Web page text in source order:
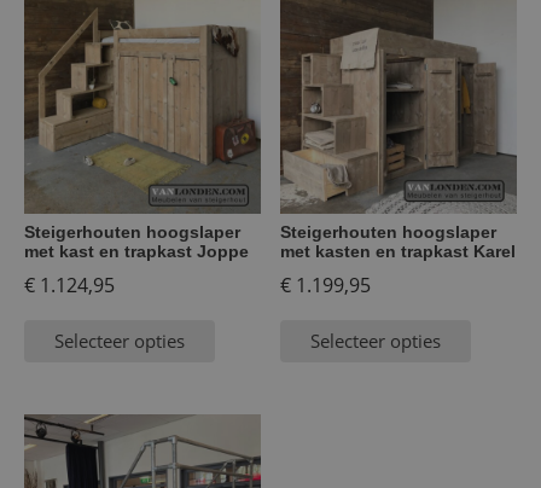
Steigerhouten hoogslaper
met kast en trapkast Joppe
€ 1.124,95
Selecteer opties
Steigerhouten hoogslaper
met kasten en trapkast Karel
€ 1.199,95
Selecteer opties